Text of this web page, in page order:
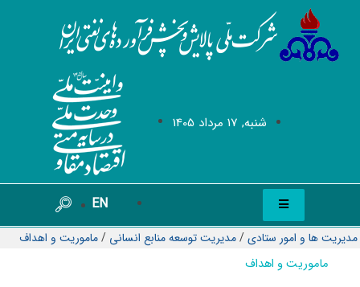
شنبه, 17 مرداد 1405
EN
مدیریت ها و امور ستادی/مديريت توسعه منابع انسانی /ماموریت و اهداف
ماموریت و اهداف